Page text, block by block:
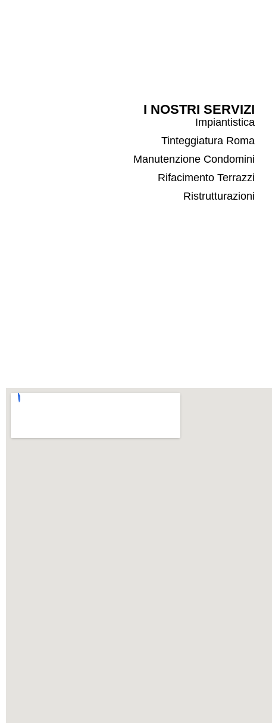
I NOSTRI SERVIZI
Impiantistica
Tinteggiatura Roma
Manutenzione Condomini
Rifacimento Terrazzi
Ristrutturazioni